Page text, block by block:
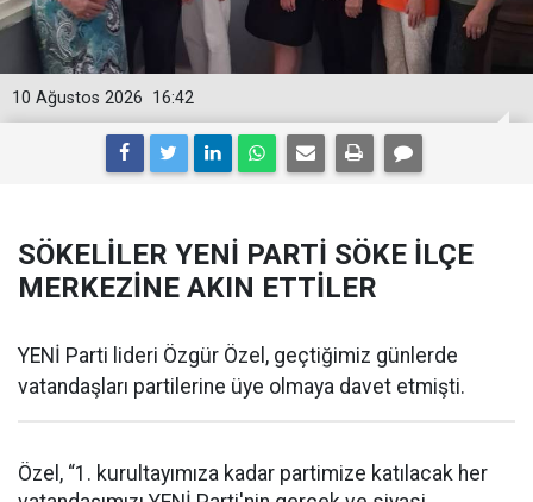
16:42
10 Ağustos 2026
SÖKELİLER YENİ PARTİ SÖKE İLÇE
MERKEZİNE AKIN ETTİLER
YENİ Parti lideri Özgür Özel, geçtiğimiz günlerde
vatandaşları partilerine üye olmaya davet etmişti.
Özel, “1. kurultayımıza kadar partimize katılacak her